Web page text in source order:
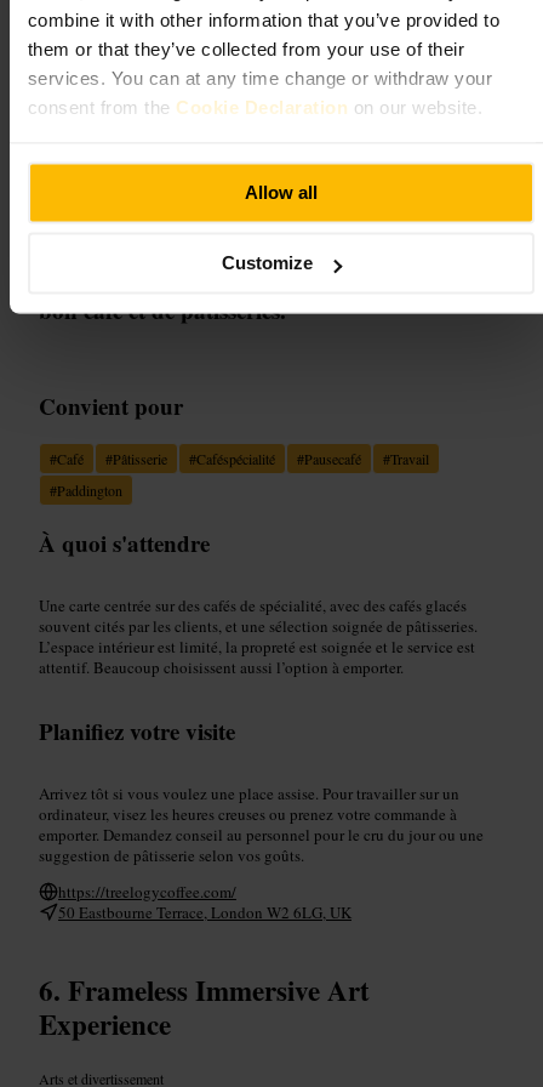
combine it with other information that you’ve provided to
them or that they’ve collected from your use of their
services. You can at any time change or withdraw your
consent from the Cookie Declaration on our website.
Allow all
Customize
Treelogy Speciality Coffee
Paddington
Restauration et boissons•Cafés, boutiques de café et salons de thé
Café
Un café de spécialité pour les amateurs de
bon café et de pâtisseries.”
Convient pour
#Café #Pâtisserie #Caféspécialité #Pausecafé #Travail
#Paddington
À quoi s'attendre
Une carte centrée sur des cafés de spécialité, avec des cafés glacés
souvent cités par les clients, et une sélection soignée de pâtisseries.
L’espace intérieur est limité, la propreté est soignée et le service est
attentif. Beaucoup choisissent aussi l’option à emporter.
Planifiez votre visite
Arrivez tôt si vous voulez une place assise. Pour travailler sur un
ordinateur, visez les heures creuses ou prenez votre commande à
emporter. Demandez conseil au personnel pour le cru du jour ou une
suggestion de pâtisserie selon vos goûts.
https://treelogycoffee.com/
50 Eastbourne Terrace, London W2 6LG, UK
Frameless Immersive Art
Experience
Arts et divertissement